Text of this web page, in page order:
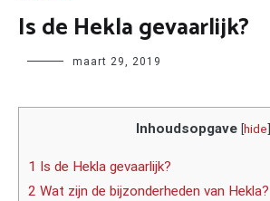
Is de Hekla gevaarlijk?
Author maart 29, 2019
Inhoudsopgave [hide]
1 Is de Hekla gevaarlijk?
2 Wat zijn de bijzonderheden van Hekla?